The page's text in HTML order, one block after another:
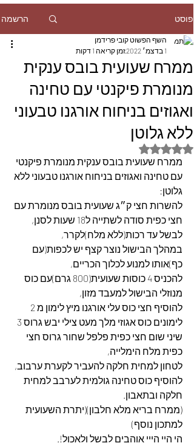
פוסט הרשמה
ממרח שעועית בובס ענקית
מנומרת פיקנטי עם טחינה
ואגוזים בניחוח אורגנו טבעוני
ללא גלוטן
השף הפשוט קובי פרידמן
1 בדצמ׳ 2022
זמן קריאה 1 דקות
דירוג של NaN מתוך 5 כוכבים
ממרח שעועית בובס ענקית מנומרת פיקנטי
עם טחינה ואגוזים בניחוח אורגנו טבעוני ללא
גלוטן:
להשרות חצי ק״ג שעועית בובס מנומרת עם
חצי כפית סודה לשתייה ל18 שעות לסנן,
לבשל עד רכות(ללא מלח)לקרר,
במהלך הבישול נוצר קצף יש לכפות(עם
כף)אותו למנוע לכלוך הכריים,
להכניס 4 כוסות שעועית(800 גרם)עם כוס
מנוזלי הבישול למעבד מזון,
שיני שום חצי כפית פלפל שחור גרוס חצי
כפית מלח הימלייה,
לטחון למחית חלקה להעביר לקערת ערבוב,
להוסיף כוס טחינה גולמית לערבב למחית
חלקה ובתאבון.
(ממרח בריא מלא חלבון)(יתרת השעועית
למתכון נוסף)
הי היי הייי אוהבים לבשל ולאכול!.